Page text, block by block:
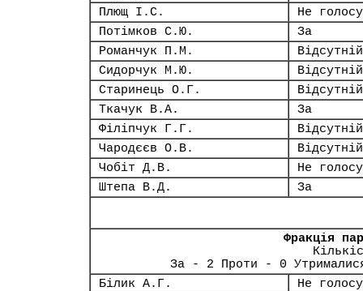
Плющ І.С.
Не
Потімков С.Ю.
За
Романчук П.М.
Відсутній
Сидорчук М.Ю.
Відсутній
Старинець О.Г.
Відсутній
Ткачук В.А.
За
Філіпчук Г.Г.
Відсутній
Чародєєв О.В.
Відсутній
Чобіт Д.В.
Не
Штепа В.Д.
За
Фракція
За - 2 Проти - 0
Білик А.Г.
Не